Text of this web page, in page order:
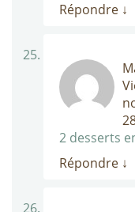
Répondre ↓
2 desserts
Répondre ↓